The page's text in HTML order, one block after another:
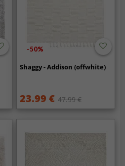
-50%
Shaggy - Addison (offwhite)
23.99 € 47.99 €